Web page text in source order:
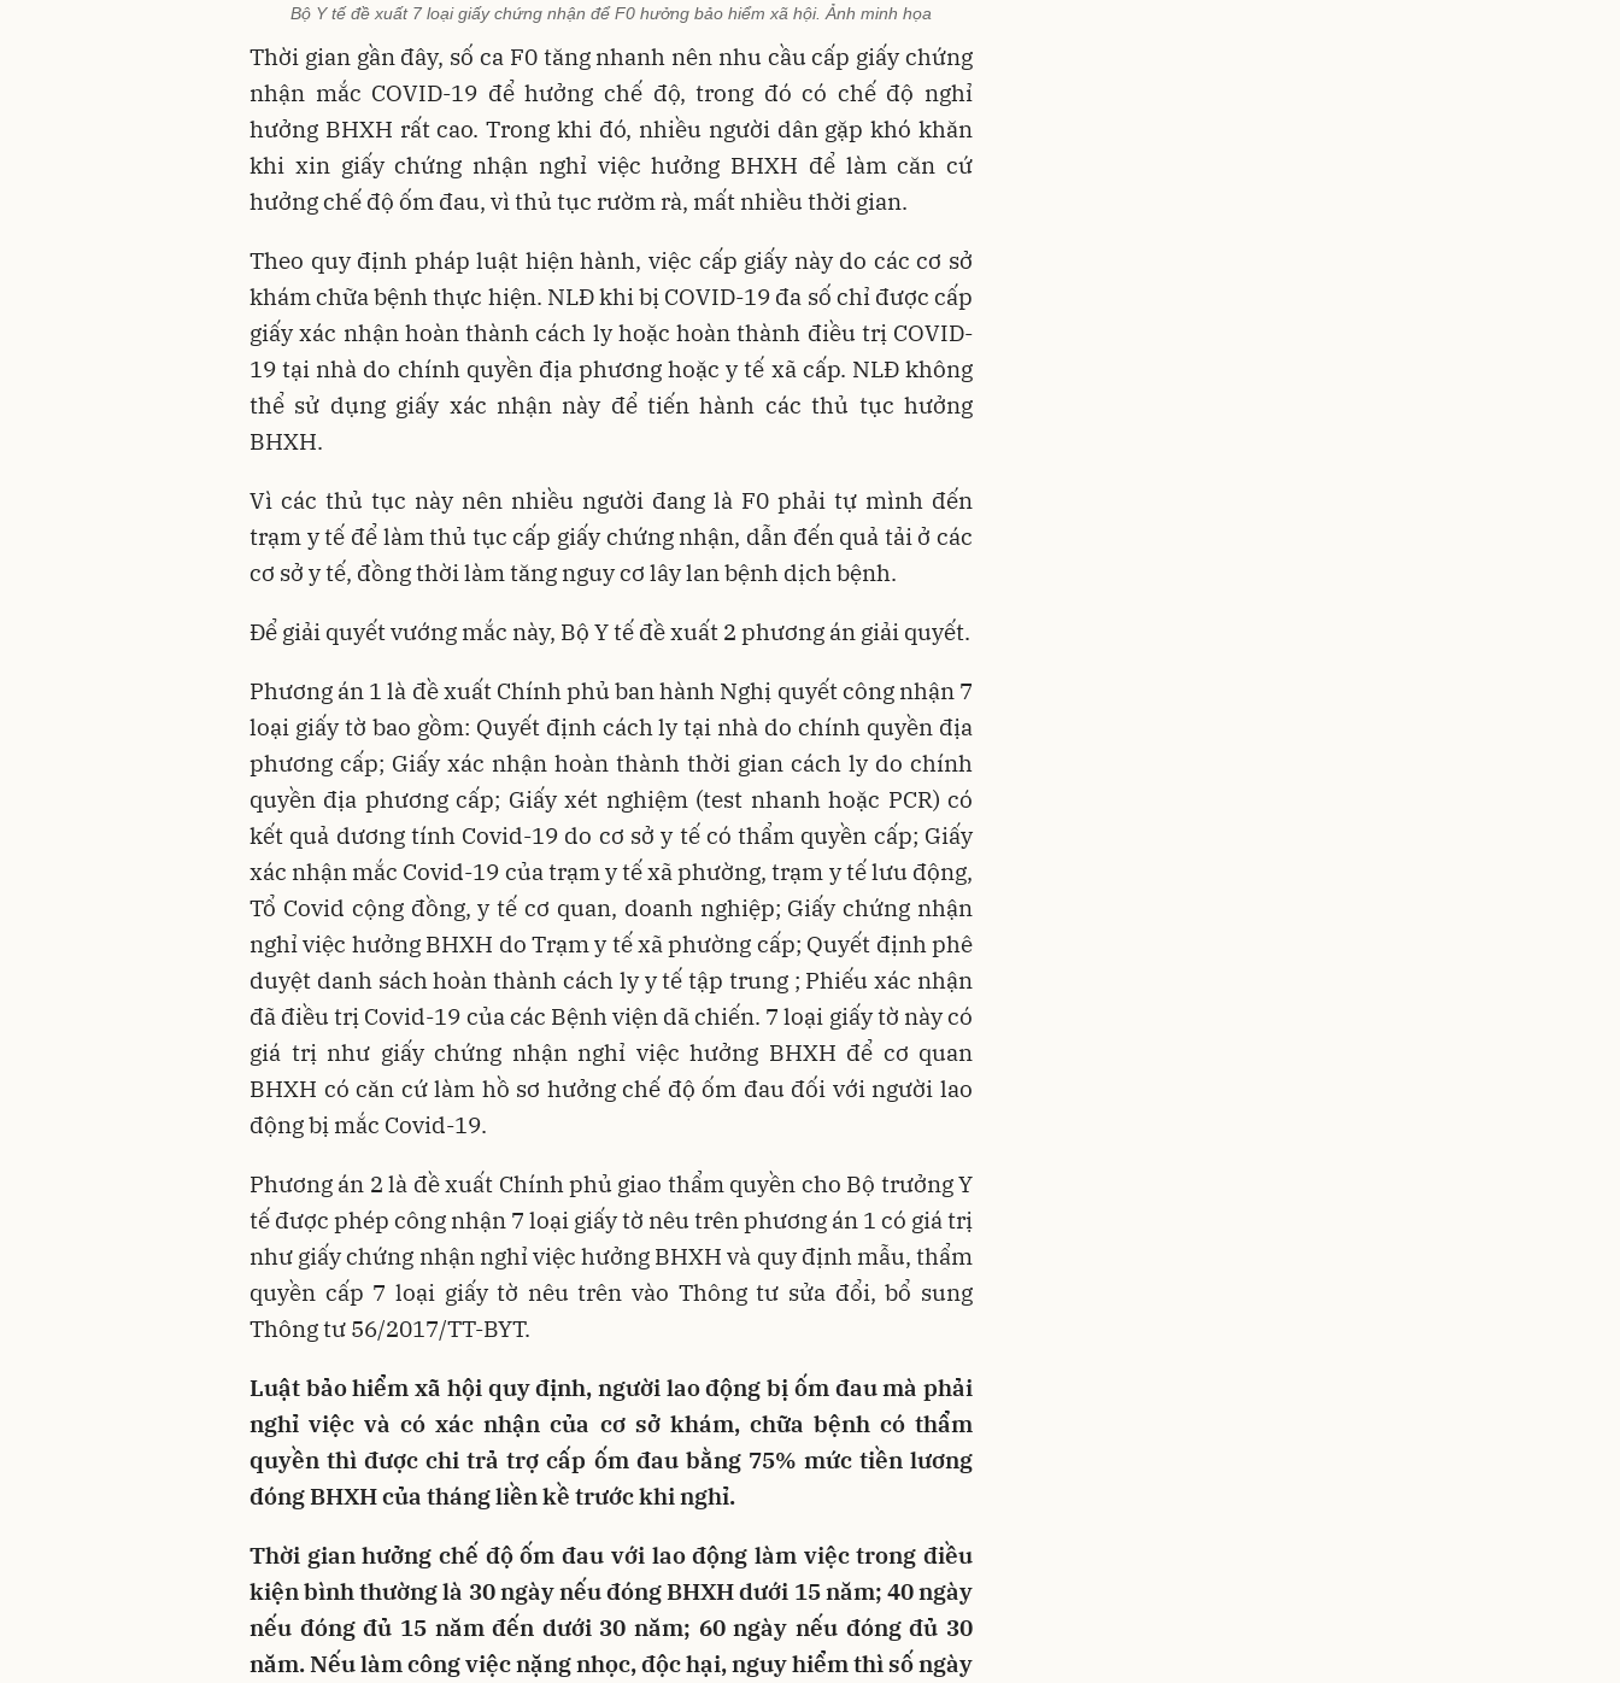
Bộ Y tế đề xuất 7 loại giấy chứng nhận để F0 hưởng bảo hiểm xã hội. Ảnh minh họa
Thời gian gần đây, số ca F0 tăng nhanh nên nhu cầu cấp giấy chứng
nhận mắc COVID-19 để hưởng chế độ, trong đó có chế độ nghỉ
hưởng BHXH rất cao. Trong khi đó, nhiều người dân gặp khó khăn
khi xin giấy chứng nhận nghỉ việc hưởng BHXH để làm căn cứ
hưởng chế độ ốm đau, vì thủ tục rườm rà, mất nhiều thời gian.
Theo quy định pháp luật hiện hành, việc cấp giấy này do các cơ sở
khám chữa bệnh thực hiện. NLĐ khi bị COVID-19 đa số chỉ được cấp
giấy xác nhận hoàn thành cách ly hoặc hoàn thành điều trị COVID-
19 tại nhà do chính quyền địa phương hoặc y tế xã cấp. NLĐ không
thể sử dụng giấy xác nhận này để tiến hành các thủ tục hưởng
BHXH.
Vì các thủ tục này nên nhiều người đang là F0 phải tự mình đến
trạm y tế để làm thủ tục cấp giấy chứng nhận, dẫn đến quả tải ở các
cơ sở y tế, đồng thời làm tăng nguy cơ lây lan bệnh dịch bệnh.
Để giải quyết vướng mắc này, Bộ Y tế đề xuất 2 phương án giải quyết.
Phương án 1 là đề xuất Chính phủ ban hành Nghị quyết công nhận 7
loại giấy tờ bao gồm: Quyết định cách ly tại nhà do chính quyền địa
phương cấp; Giấy xác nhận hoàn thành thời gian cách ly do chính
quyền địa phương cấp; Giấy xét nghiệm (test nhanh hoặc PCR) có
kết quả dương tính Covid-19 do cơ sở y tế có thẩm quyền cấp; Giấy
xác nhận mắc Covid-19 của trạm y tế xã phường, trạm y tế lưu động,
Tổ Covid cộng đồng, y tế cơ quan, doanh nghiệp; Giấy chứng nhận
nghỉ việc hưởng BHXH do Trạm y tế xã phường cấp; Quyết định phê
duyệt danh sách hoàn thành cách ly y tế tập trung ; Phiếu xác nhận
đã điều trị Covid-19 của các Bệnh viện dã chiến. 7 loại giấy tờ này có
giá trị như giấy chứng nhận nghỉ việc hưởng BHXH để cơ quan
BHXH có căn cứ làm hồ sơ hưởng chế độ ốm đau đối với người lao
động bị mắc Covid-19.
Phương án 2 là đề xuất Chính phủ giao thẩm quyền cho Bộ trưởng Y
tế được phép công nhận 7 loại giấy tờ nêu trên phương án 1 có giá trị
như giấy chứng nhận nghỉ việc hưởng BHXH và quy định mẫu, thẩm
quyền cấp 7 loại giấy tờ nêu trên vào Thông tư sửa đổi, bổ sung
Thông tư 56/2017/TT-BYT.
Luật bảo hiểm xã hội quy định, người lao động bị ốm đau mà phải
nghỉ việc và có xác nhận của cơ sở khám, chữa bệnh có thẩm
quyền thì được chi trả trợ cấp ốm đau bằng 75% mức tiền lương
đóng BHXH của tháng liền kề trước khi nghỉ.
Thời gian hưởng chế độ ốm đau với lao động làm việc trong điều
kiện bình thường là 30 ngày nếu đóng BHXH dưới 15 năm; 40 ngày
nếu đóng đủ 15 năm đến dưới 30 năm; 60 ngày nếu đóng đủ 30
năm. Nếu làm công việc nặng nhọc, độc hại, nguy hiểm thì số ngày